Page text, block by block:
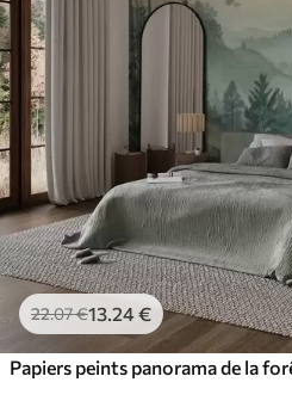
22.07€13.24€